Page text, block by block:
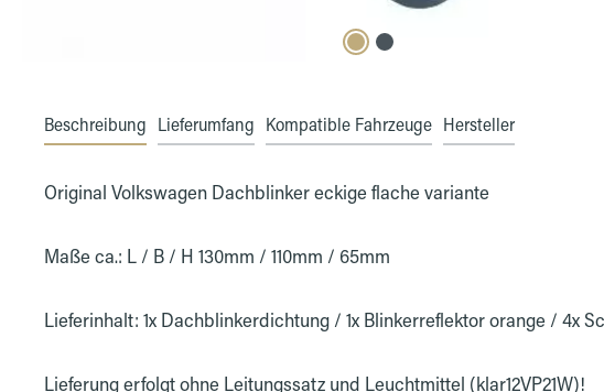
Beschreibung Lieferumfang Kompatible Fahrzeuge Hersteller
Original Volkswagen Dachblinker eckige flache variante
Maße ca.: L / B / H 130mm / 110mm / 65mm
Lieferinhalt: 1x Dachblinkerdichtung / 1x Blinkerreflektor orange / 4x
Lieferung erfolgt ohne Leitungssatz und Leuchtmittel (klar12VP21W)!